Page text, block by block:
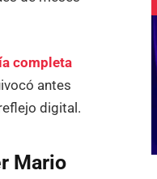
completa
antes
digital.
Mario